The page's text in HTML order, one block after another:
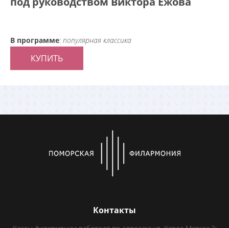
В программе: популярная классика
КУПИТЬ
Контакты